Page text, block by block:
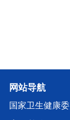
网站导航
国家卫生健康